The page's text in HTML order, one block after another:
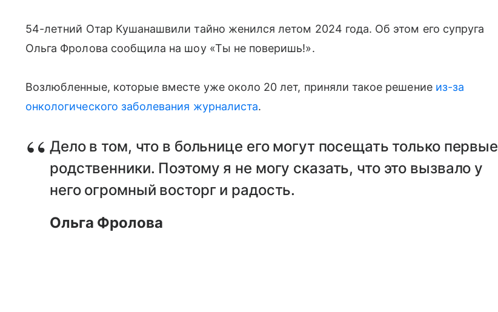
54-летний Отар Кушанашвили тайно женился летом 2024 года. Об этом его супруга
Ольга Фролова сообщила на шоу «Ты не поверишь!».
Возлюбленные, которые вместе уже около 20 лет, приняли такое решение из-за
онкологического заболевания журналиста.
Дело в том, что в больнице его могут посещать только первые
родственники. Поэтому я не могу сказать, что это вызвало у
него огромный восторг и радость.
Ольга Фролова